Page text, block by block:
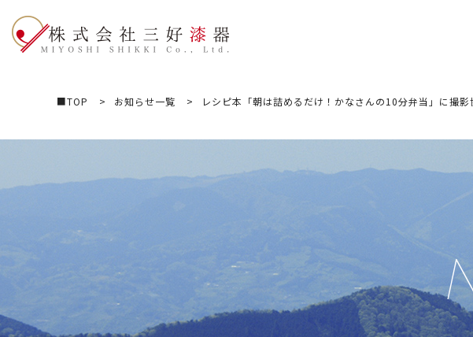
■TOP お知らせ一覧 レシピ本「朝は詰めるだけ！かなさんの10分弁当」に撮影